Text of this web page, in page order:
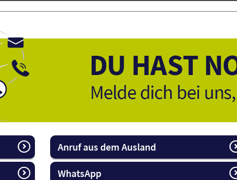
Anruf aus dem Ausland
WhatsApp